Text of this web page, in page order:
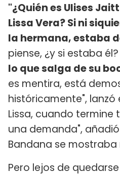
"¿Quién es Ulises
Lissa Vera? Si ni
la hermana, estaba
piense, ¿y si estaba él?
lo que salga de su
es mentira, está
históricamente", lanzó
Lissa, cuando termine
una demanda",
Bandana se mostraba
Pero lejos de